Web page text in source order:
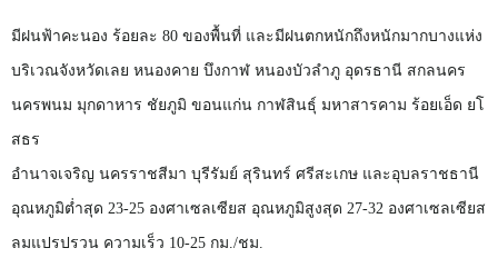
มีฝนฟ้าคะนอง ร้อยละ 80 ของพื้นที่ และมีฝนตกหนักถึงหนักมากบางแห่ง
บริเวณจังหวัดเลย หนองคาย บึงกาฬ หนองบัวลำภู อุดรธานี สกลนคร
นครพนม มุกดาหาร ชัยภูมิ ขอนแก่น กาฬสินธุ์ มหาสารคาม ร้อยเอ็ด ยโ
สธร
อำนาจเจริญ นครราชสีมา บุรีรัมย์ สุรินทร์ ศรีสะเกษ และอุบลราชธานี
อุณหภูมิต่ำสุด 23-25 องศาเซลเซียส อุณหภูมิสูงสุด 27-32 องศาเซลเซียส
ลมแปรปรวน ความเร็ว 10-25 กม./ชม.